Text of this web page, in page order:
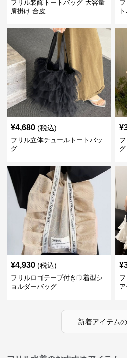
フリル装飾トートバッグ 大容量
肩掛け 合皮
¥4,680 (税込)
フリル立体チュールトートバッ
グ
¥
グ
¥4,930 (税込)
フリルロゴテープ付き巾着型シ
ョルダーバッグ
¥
新着アイテム